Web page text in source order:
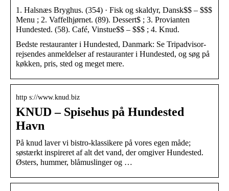
1. Halsnæs Bryghus. (354) · Fisk og skaldyr, Dansk$$ – $$$
Menu ; 2. Vaffelhjørnet. (89). Dessert$ ; 3. Provianten
Hundested. (58). Café, Vinstue$$ – $$$ ; 4. Knud.
Bedste restauranter i Hundested, Danmark: Se Tripadvisor-
rejsendes anmeldelser af restauranter i Hundested, og søg på
køkken, pris, sted og meget mere.
http s://www.knud.biz
KNUD – Spisehus på Hundested
Havn
På knud laver vi bistro-klassikere på vores egen måde;
søstærkt inspireret af alt det vand, der omgiver Hundested.
Østers, hummer, blåmuslinger og …